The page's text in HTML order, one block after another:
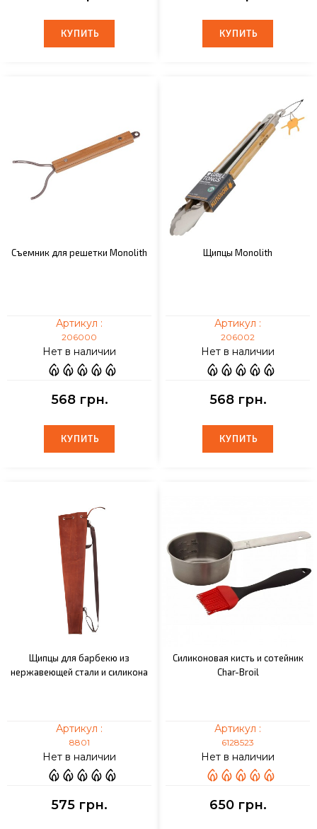
КУПИТЬ
КУПИТЬ КУПИТЬ
КУПИТЬ
Съемник для решетки Monolith
Артикул :
206000
Нет в наличии
568 грн.
КУПИТЬ
КУПИТЬ
Щипцы Monolith
Артикул :
206002
Нет в наличии
568 грн.
КУПИТЬ
КУПИТЬ
Щипцы для барбекю из
нержавеющей стали и силикона
Артикул :
8801
Нет в наличии
575 грн.
Силиконовая кисть и сотейник
Char-Broil
Артикул :
6128523
Нет в наличии
650 грн.